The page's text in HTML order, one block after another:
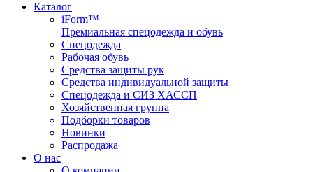
Каталог
iForm™
Премиальная спецодежда и обувь
Спецодежда
Рабочая обувь
Средства защиты рук
Средства индивидуальной защиты
Спецодежда и СИЗ ХАССП
Хозяйственная группа
Подборки товаров
Новинки
Распродажа
О нас